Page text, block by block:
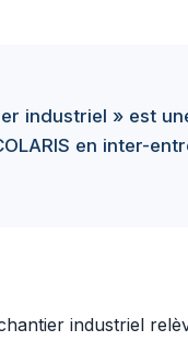
industriel » est
en inter-
industriel